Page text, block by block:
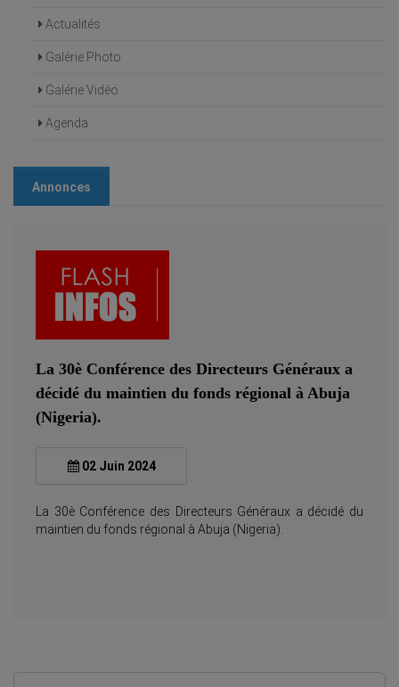
Actualités
Galérie Photo
Galérie Vidéo
Agenda
Annonces
La 30è Conférence des Directeurs Généraux a
décidé du maintien du fonds régional à Abuja
(Nigeria).
02 Juin 2024
La 30è Conférence des Directeurs Généraux a décidé du
maintien du fonds régional à Abuja (Nigeria).